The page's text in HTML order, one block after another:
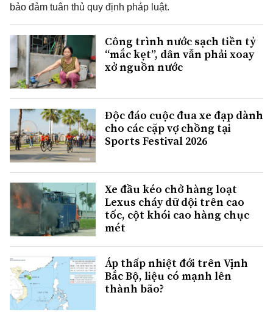
bảo đảm tuân thủ quy định pháp luật.
Công trình nước sạch tiền tỷ
“mắc kẹt”, dân vẫn phải xoay
xở nguồn nước
Độc đáo cuộc đua xe đạp dành
cho các cặp vợ chồng tại
Sports Festival 2026
Xe đầu kéo chở hàng loạt
Lexus cháy dữ dội trên cao
tốc, cột khói cao hàng chục
mét
Áp thấp nhiệt đới trên Vịnh
Bắc Bộ, liệu có mạnh lên
thành bão?